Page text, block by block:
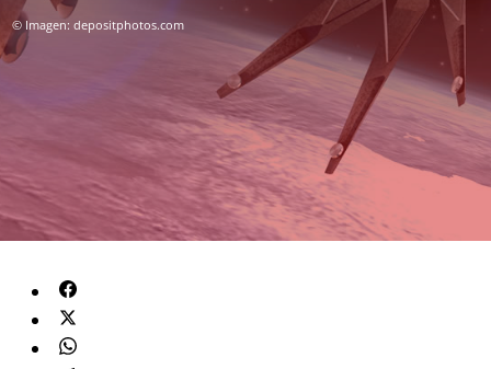
© Imagen: depositphotos.com